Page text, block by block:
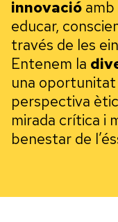
innovació
educar,
través de les
Entenem la
una
perspectiva
mirada crítica i
benestar de